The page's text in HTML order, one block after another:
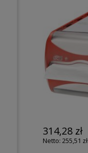
314,28 zł
255,51 zł